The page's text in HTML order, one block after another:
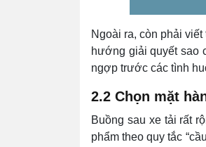
Ngoài ra, còn phải
hướng giải quyết sao
ngợp trước các tình
2.2 Chọn mặt
Buồng sau xe tải rất
phẩm theo quy tắc